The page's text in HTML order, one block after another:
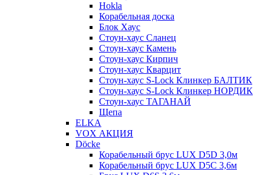
Hokla
Корабельная доска
Блок Хаус
Стоун-хаус Сланец
Стоун-хаус Камень
Стоун-хаус Кирпич
Стоун-хаус Кварцит
Стоун-хаус S-Lock Клинкер БАЛТИК
Стоун-хаус S-Lock Клинкер НОРДИК
Стоун-хаус ТАГАНАЙ
Щепа
ELKA
VOX АКЦИЯ
Döcke
Корабельный брус LUX D5D 3,0м
Корабельный брус LUX D5C 3,6м